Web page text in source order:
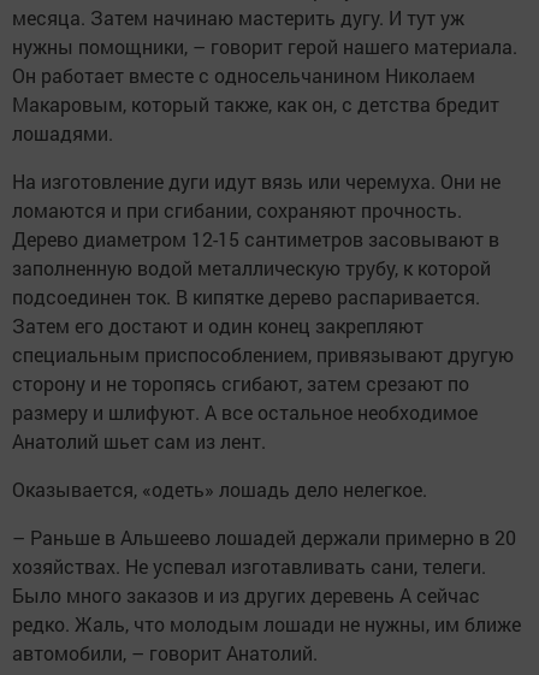
месяца. Затем начинаю мастерить дугу. И тут уж
нужны помощники, – говорит герой нашего материала.
Он работает вместе с односельчанином Николаем
Макаровым, который также, как он, с детства бредит
лошадями.
На изготовление дуги идут вязь или черемуха. Они не
ломаются и при сгибании, сохраняют прочность.
Дерево диаметром 12-15 сантиметров засовывают в
заполненную водой металлическую трубу, к которой
подсоединен ток. В кипятке дерево распаривается.
Затем его достают и один конец закрепляют
специальным приспособлением, привязывают другую
сторону и не торопясь сгибают, затем срезают по
размеру и шлифуют. А все остальное необходимое
Анатолий шьет сам из лент.
Оказывается, «одеть» лошадь дело нелегкое.
– Раньше в Альшеево лошадей держали примерно в 20
хозяйствах. Не успевал изготавливать сани, телеги.
Было много заказов и из других деревень А сейчас
редко. Жаль, что молодым лошади не нужны, им ближе
автомобили, – говорит Анатолий.